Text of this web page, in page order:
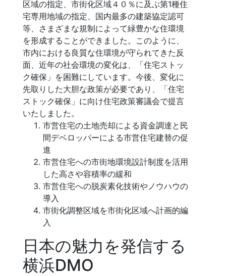
区域の指定、市街化区域４０％に及ぶ第1種住
宅専用地域の指定、国内最多の建築協定認可
等、さまざまな規制によって緑豊かな住環境
を形成することができました。このように、
市内における良質な住環境が守られてきた反
面、近年の社会環境の変化は、「住宅ストッ
ク確保」を困難にしています。今後、変化に
先取りした大胆な政策が必要であり、「住宅
ストック確保」に向け住宅政策審議会で提言
いたしました。
市営住宅の土地売却による資金調達と民
間デベロッパーによる市営住宅建替の促
進
市営住宅への市街地環境設計制度を活用
した高さや容積率の緩和
市営住宅への脱炭素化技術やノウハウの
導入
市街化調整区域を市街化区域へ計画的編
入
日本の魅力を発信する
横浜DMO